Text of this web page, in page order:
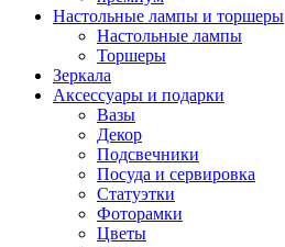
Настольные лампы и торшеры
Настольные лампы
Торшеры
Зеркала
Аксессуары и подарки
Вазы
Декор
Подсвечники
Посуда и сервировка
Статуэтки
Фоторамки
Цветы